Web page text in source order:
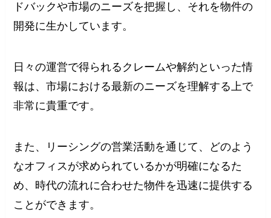
ドバックや市場のニーズを把握し、それを物件の
開発に生かしています。
日々の運営で得られるクレームや解約といった情
報は、市場における最新のニーズを理解する上で
非常に貴重です。
また、リーシングの営業活動を通じて、どのよう
なオフィスが求められているかが明確になるた
め、時代の流れに合わせた物件を迅速に提供する
ことができます。